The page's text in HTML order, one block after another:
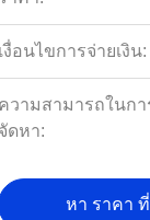
เงื่อนไขการจ่ายเงิน:
ความสามารถในกา
จัดหา:
หา ราคา